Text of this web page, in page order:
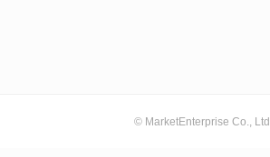
© MarketEnterprise Co., Ltd.